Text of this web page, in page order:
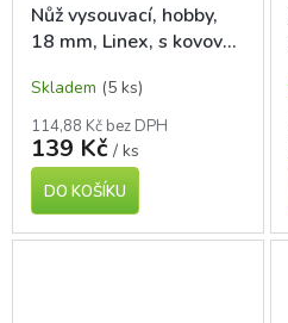
Nůž vysouvací, hobby,
18 mm, Linex, s kovovou
Skladem (5 ks)
114,88 Kč bez DPH
139 Kč / ks
DO KOŠÍKU